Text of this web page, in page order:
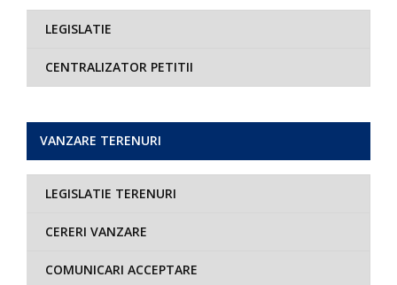
LEGISLATIE
CENTRALIZATOR PETITII
VANZARE TERENURI
LEGISLATIE TERENURI
CERERI VANZARE
COMUNICARI ACCEPTARE